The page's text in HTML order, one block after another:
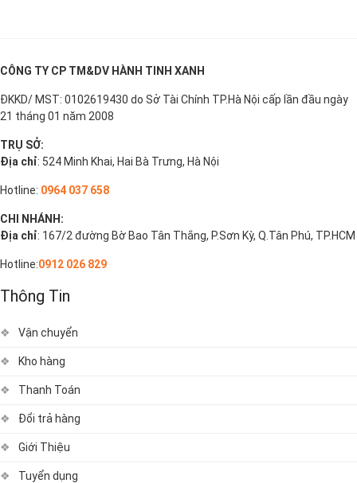
CÔNG TY CP TM&DV HÀNH TINH XANH
ĐKKD/ MST: 0102619430 do Sở Tài Chính TP.Hà Nội cấp lần đầu ngày
21 tháng 01 năm 2008
TRỤ SỞ:
Địa chỉ: 524 Minh Khai, Hai Bà Trưng, Hà Nội
Hotline: 0964 037 658
CHI NHÁNH:
Địa chỉ: 167/2 đường Bờ Bao Tân Thắng, P.Sơn Kỳ, Q.Tân Phú, TP.HCM
Hotline:0912 026 829
Thông Tin
Vận chuyển
Kho hàng
Thanh Toán
Đổi trả hàng
Giới Thiệu
Tuyển dụng